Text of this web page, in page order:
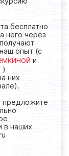
бесплатно
него через
опыт (с
и
)
них
предложите
в наших